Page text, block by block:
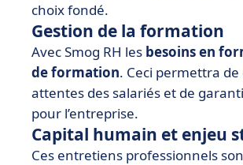
choix fondé.
Gestion de la formation
Avec Smog RH les besoins en
de formation. Ceci permettra
attentes des salariés et de
pour l’entreprise.
Capital humain et enjeu
Ces entretiens professionnels